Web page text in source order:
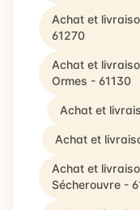
Achat et
61270
Achat et
Ormes - 61130
Achat et
Achat et
Achat et
Sécherouvre -